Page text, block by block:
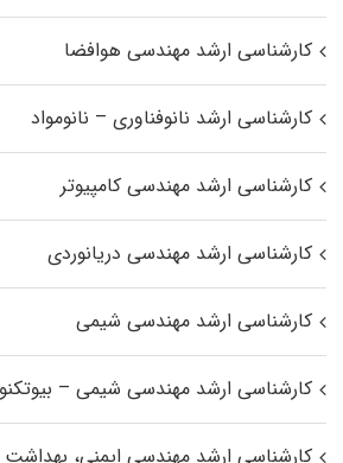
کارشناسی ارشد مهندسی هوافضا
کارشناسی ارشد نانوفناوری – نانومواد
کارشناسی ارشد مهندسی کامپیوتر
کارشناسی ارشد مهندسی دریانوردی
کارشناسی ارشد مهندسی شیمی
کارشناسی ارشد مهندسی شیمی –
کارشناسی ارشد مهندسی ایمنی،